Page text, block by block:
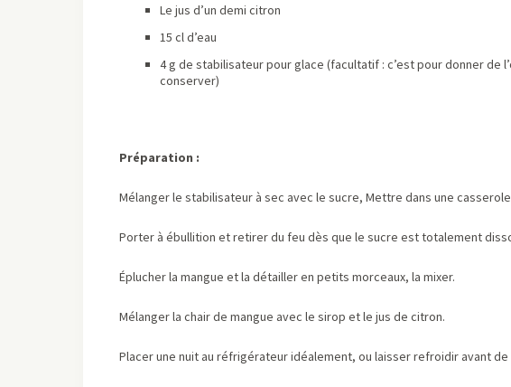
Le jus d’un demi citron
15 cl d’eau
4 g de stabilisateur pour glace (facultatif : c’est pour donner de
conserver)
Préparation :
Mélanger le stabilisateur à sec avec le sucre, Mettre dans une
Porter à ébullition et retirer du feu dès que le sucre est totalement
Éplucher la mangue et la détailler en petits morceaux, la mixer.
Mélanger la chair de mangue avec le sirop et le jus de citron.
Placer une nuit au réfrigérateur idéalement, ou laisser refroidir avant